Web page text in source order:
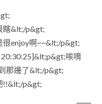
瞎&lt;/p&gt;
enjoy啊~~&lt;/p&gt;
唉唷
那邊了&lt;/p&gt;
!!&lt;/p&gt;